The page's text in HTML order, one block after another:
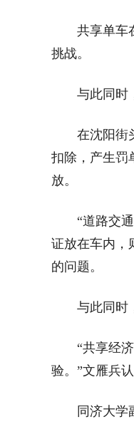
共享单车
挑战。
与此同时
在沈阳街
扣除，产生罚
放。
“道路交
证放在车内，
的问题。
与此同时
“共享经
验。”文雁兵
同济大学